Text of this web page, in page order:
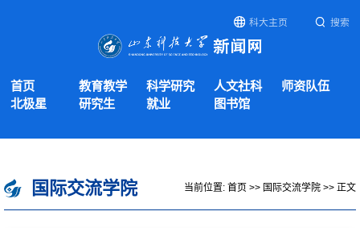
科大主页 搜索
首页 教育教学 科学研究 人文社科
师资队伍
北极星
研究生 就业 图书馆
国际交流学院 当前位置: 首页 >> 国际交流学院 >> 正文